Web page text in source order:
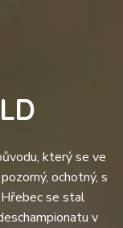
který se ve
ochotný, s
se stal
v